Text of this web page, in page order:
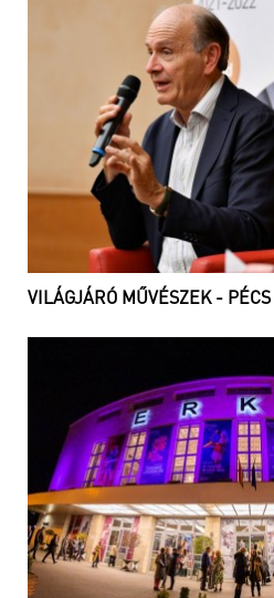
VILÁGJÁRÓ MŰVÉSZEK -